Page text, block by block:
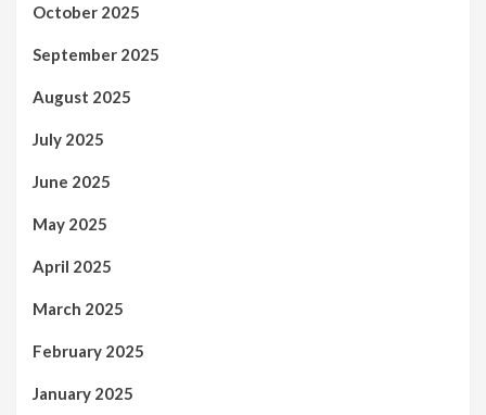
October 2025
September 2025
August 2025
July 2025
June 2025
May 2025
April 2025
March 2025
February 2025
January 2025